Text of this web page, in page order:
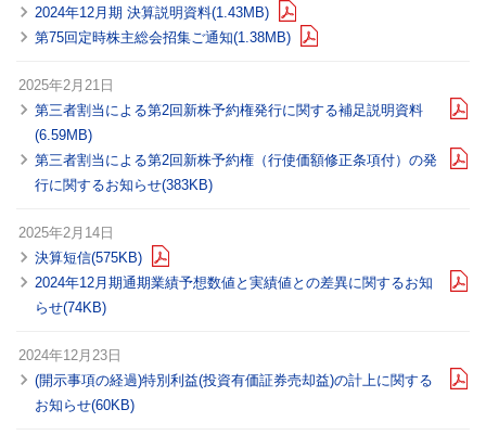
2024年12月期 決算説明資料(1.43MB)
第75回定時株主総会招集ご通知(1.38MB)
2025年2月21日
第三者割当による第2回新株予約権発行に関する補足説明資料
(6.59MB)
第三者割当による第2回新株予約権（行使価額修正条項付）の発
行に関するお知らせ(383KB)
2025年2月14日
決算短信(575KB)
2024年12月期通期業績予想数値と実績値との差異に関するお知
らせ(74KB)
2024年12月23日
(開示事項の経過)特別利益(投資有価証券売却益)の計上に関する
お知らせ(60KB)